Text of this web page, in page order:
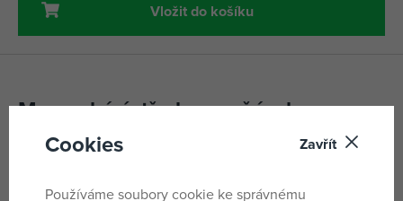
Vložit do košíku
Moravská ústředna maňásek
půlnoční víla 39 cm
Cookies Zavřít
Používáme soubory cookie ke správnému